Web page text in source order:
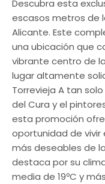
Descubra esta
escasos metros de
Alicante. Este
una ubicación que
vibrante centro de
lugar altamente
Torrevieja A tan
del Cura y el
esta promoción
oportunidad de vivir
más deseables de
destaca por su
media de 19ºC y